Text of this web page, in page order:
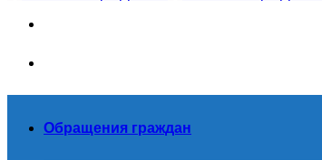
Обращения граждан